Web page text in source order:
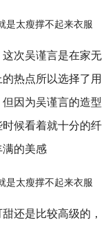
次吴谨言是在家无
热点所以选择了用
因为吴谨言的造型
候看着就十分的纤
满的美感
还是比较高级的，